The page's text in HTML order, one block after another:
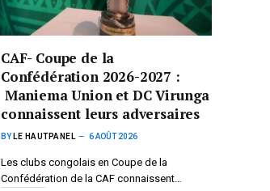
CAF- Coupe de la
Confédération 2026-2027 :
Maniema Union et DC Virunga
connaissent leurs adversaires
BY LE HAUTPANEL 6 AOÛT 2026
Les clubs congolais en Coupe de la
Confédération de la CAF connaissent…